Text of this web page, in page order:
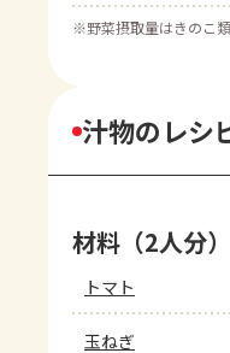
※野菜摂取量はきのこ
汁物のレシ
材料（2人分）
トマト
玉ねぎ